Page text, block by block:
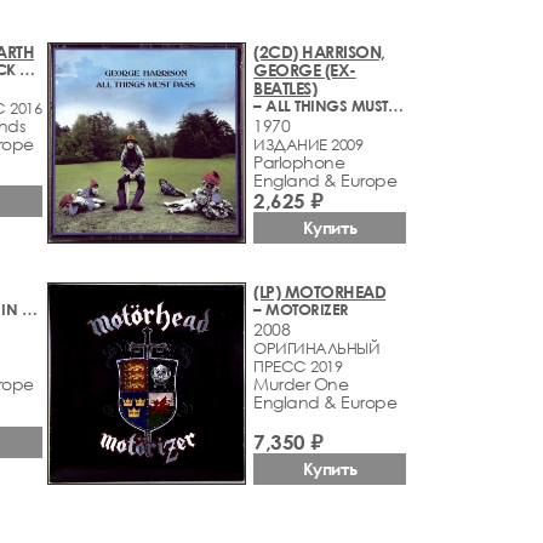
– IT'S HARD ROCK AND ALL THAT
2016
(2CD) HARRISON,
GEORGE (EX-
BEATLES)
– ALL THINGS MUST PASS
1970
ИЗДАНИЕ 2009
Parlophone
England & Europe
2,625 ₽
Купить
– WIDE AWAKE IN AMERICA
(LP) MOTORHEAD
– MOTORIZER
2008
ОРИГИНАЛЬНЫЙ
ПРЕСС 2019
Murder One
England & Europe
7,350 ₽
Купить